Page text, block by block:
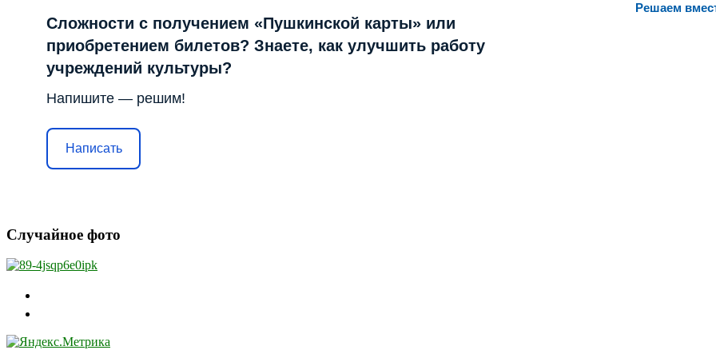
Решаем
Сложности с получением «Пушкинской карты» или
приобретением билетов? Знаете, как улучшить работу
учреждений культуры?
Напишите — решим!
Написать
Случайное фото